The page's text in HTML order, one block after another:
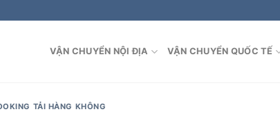
VẬN CHUYỂN NỘI ĐỊA VẬN CHUYỂN QUỐC TẾ
TẢI HÀNG KHÔNG